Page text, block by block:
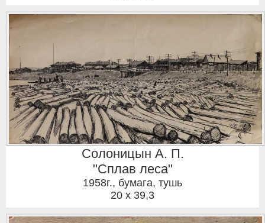
Солоницын А. П.
"Сплав леса"
1958г., бумага, тушь
20 x 39,3